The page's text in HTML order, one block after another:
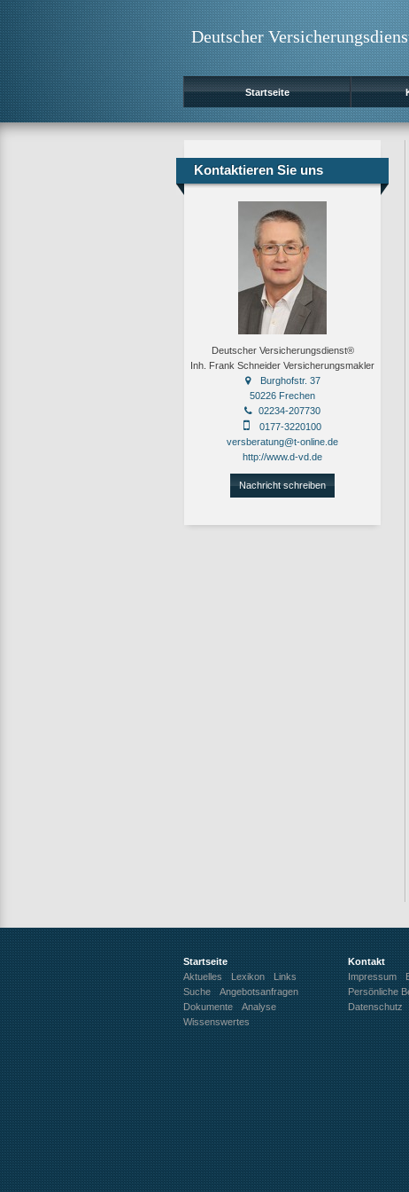
Deutscher
Startseite
Kontaktieren Sie uns
Deutscher Versicherungsdienst®
Inh. Frank Schneider Versicherungsmakler
Burghofstr. 37
50226 Frechen
02234-207730
0177-3220100
versberatung@t-online.de
http://www.d-vd.de
Nachricht schreiben
Startseite
Aktuelles
Lexikon
Links
Suche
Angebotsanfragen
Dokumente
Analyse
Wissenswertes
Kontakt
Impressum
Persönliche
Datenschutz